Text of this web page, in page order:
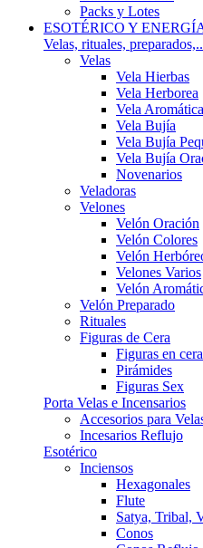
Packs y Lotes
ESOTÉRICO Y
Velas, rituales,
Velas
Vela Hierbas
Vela Herborea
Vela Aromática
Vela Bujía
Vela Bujía
Vela Bujía
Novenarios
Veladoras
Velones
Velón Oración
Velón Colores
Velón
Velones Varios
Velón
Velón Preparado
Rituales
Figuras de Cera
Figuras en cera
Pirámides
Figuras Sex
Porta Velas e Incensarios
Accesorios para
Incesarios Reflujo
Esotérico
Inciensos
Hexagonales
Flute
Satya, Tribal,
Conos